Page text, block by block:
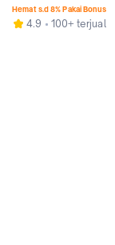
Hemat s.d 8% Pakai Bonus
4.9 100+ terjual